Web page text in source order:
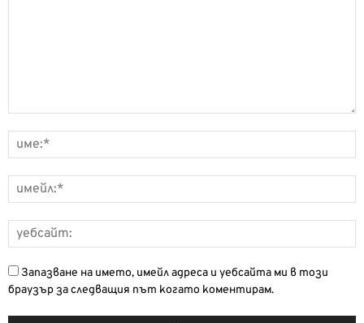
Запазване на името, имейл адреса и уебсайта ми в този
браузър за следващия път когато коментирам.